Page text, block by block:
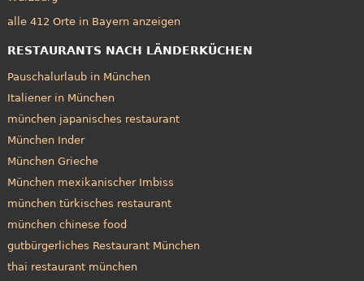
alle 412 Orte in Bayern anzeigen
RESTAURANTS NACH LÄNDERKÜCHEN
Pauschalurlaub in München
Italiener in München
münchen japanisches restaurant
München Inder
München Grieche
München mexikanischer Imbiss
münchen türkisches restaurant
münchen chinese food
gutbürgerliches Restaurant München
thai restaurant münchen